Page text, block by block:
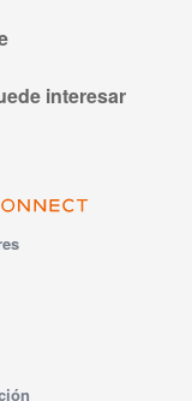
interesar